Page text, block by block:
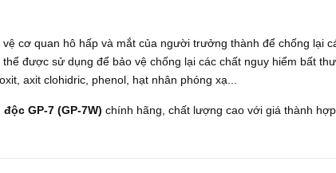
cơ quan hô hấp và mắt của người trưởng thành để chống lại
được sử dụng để bảo vệ chống lại các chất nguy hiểm bất
axit clohidric, phenol, hạt nhân phóng xạ...
GP-7 (GP-7W) chính hãng, chất lượng cao với giá thành